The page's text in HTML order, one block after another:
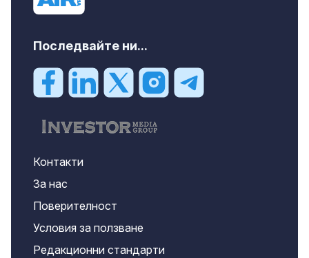
Последвайте ни...
Контакти
За нас
Поверителност
Условия за ползване
Редакционни стандарти